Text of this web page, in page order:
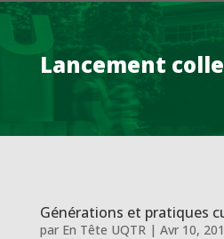
Lancement
Générations et pratiques
par En Tête UQTR| Avr 10,